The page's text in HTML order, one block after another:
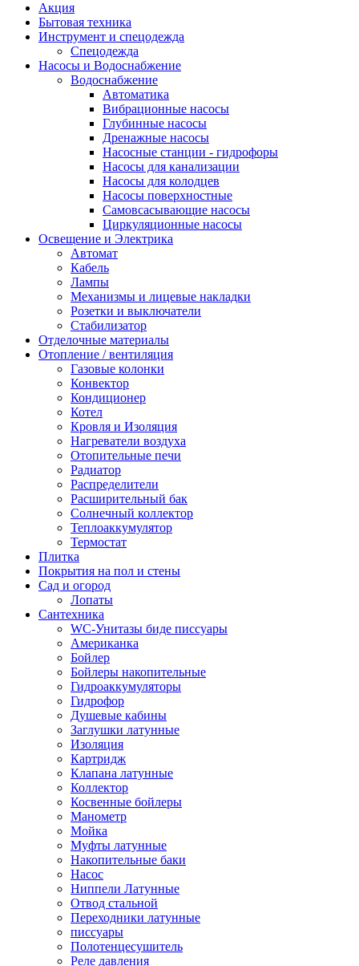
Акция
Бытовая техника
Инструмент и спецодежда
Спецодежда
Насосы и Водоснабжение
Водоснабжение
Автоматика
Вибрационные насосы
Глубинные насосы
Дренажные насосы
Насосные станции - гидрофоры
Насосы для канализации
Насосы для колодцев
Насосы поверхностные
Самовсасывающие насосы
Циркуляционные насосы
Освещение и Электрика
Автомат
Кабель
Лампы
Механизмы и лицевые накладки
Розетки и выключатели
Стабилизатор
Отделочные материалы
Отопление / вентиляция
Газовые колонки
Конвектор
Кондиционер
Котел
Кровля и Изоляция
Нагреватели воздуха
Отопительные печи
Радиатор
Распределители
Расширительный бак
Солнечный коллектор
Теплоаккумулятор
Термостат
Плитка
Покрытия на пол и стены
Сад и огород
Лопаты
Сантехника
WC-Унитазы биде писсуары
Американка
Бойлер
Бойлеры накопительные
Гидроаккумуляторы
Гидрофор
Душевые кабины
Заглушки латунные
Изоляция
Картридж
Клапана латунные
Коллектор
Косвенные бойлеры
Манометр
Мойка
Муфты латунные
Накопительные баки
Насос
Ниппели Латунные
Отвод стальной
Переходники латунные
писсуары
Полотенцесушитель
Реле давления